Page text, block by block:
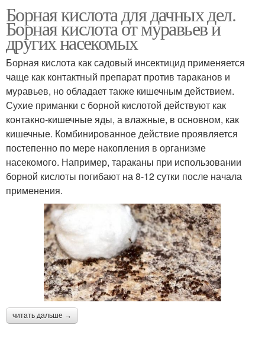
Борная кислота для дачных дел.
Борная кислота от муравьев и
других насекомых
Борная кислота как садовый инсектицид применяется
чаще как контактный препарат против тараканов и
муравьев, но обладает также кишечным действием.
Сухие приманки с борной кислотой действуют как
контакно-кишечные яды, а влажные, в основном, как
кишечные. Комбинированное действие проявляется
постепенно по мере накопления в организме
насекомого. Например, тараканы при использовании
борной кислоты погибают на 8-12 сутки после начала
применения.
читать дальше →